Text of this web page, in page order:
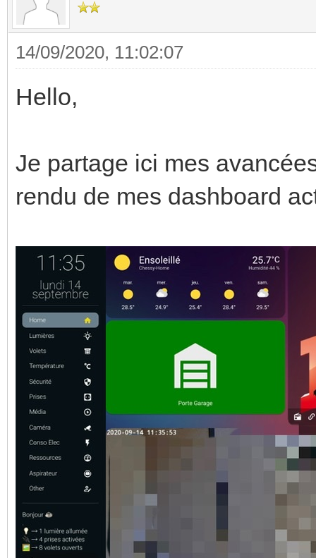
14/09/2020, 11:02:07
Hello,
Je partage ici mes
rendu de mes dashboard